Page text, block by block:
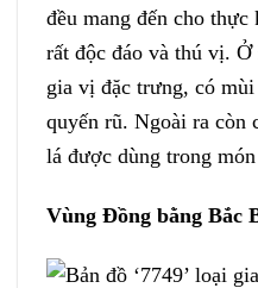
đều mang đến cho thực
rất độc đáo và thú vị.
gia vị đặc trưng, có
quyến rũ. Ngoài ra còn
lá được dùng trong
Vùng Đồng bằng Bắc